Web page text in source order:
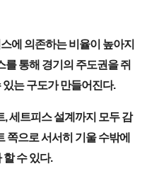
에 의존하는 비율이 높아지
를 통해 경기의 주도권을 쥐
는 구도가 만들어진다.
세트피스 설계까지 모두 감
쪽으로 서서히 기울 수밖에
할 수 있다.